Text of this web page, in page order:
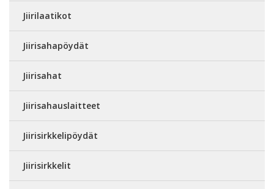
Jiirilaatikot
Jiirisahapöydät
Jiirisahat
Jiirisahauslaitteet
Jiirisirkkelipöydät
Jiirisirkkelit